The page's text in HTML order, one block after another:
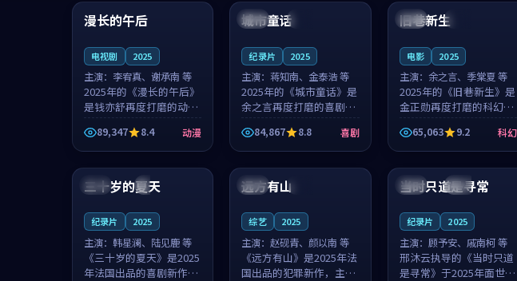
中国 高分
漫长的午后
电视剧 2025
主演： 李宥真、谢承南 等
2025年的《漫长的午后》
是钱亦舒再度打磨的动漫
佳作。中国大陆的取景与
海岛日常的氛围相互成
就，李宥真与谢承南的对
手戏自然克制，让整部影
片在悬念与...
89,347 8.4 动漫
美国
城市童话
纪录片 2025
主演：蒋知南、金泰浩 等
2025年的《城市童话》是
余之言再度打磨的喜剧佳
作。美国的取景与历史战
争的氛围相互成就，蒋知
南与金泰浩的对手戏自然
克制，让整部影片在悬念
与温度之...
84,867 8.8 喜剧
英国
旧巷新生
电影 2025
主演： 余之言、季棠夏 等
2025年的《旧巷新生》是
金正勋再度打磨的科幻佳
作。英国的取景与雨夜物
语的氛围相互成就，余之
言与季棠夏的对手戏自然
克制，让整部影片在悬念
与温度之...
65,063 9.2 科幻
法国 4K
99:12
三十岁的夏天
纪录片 2025
主演： 韩星澜、陆见鹿 等
《三十岁的夏天》是2025
年法国出品的喜剧新作，
法国
99:48
远方有山
综艺 2025
主演：赵砚青、颜以南 等
《远方有山》是2025年法
国出品的犯罪新作，主创
泰国 杜比
99:32
当时只道是寻常
纪录片 2025
主演： 顾予安、戚南柯 等
邢沐云执导的《当时只道
是寻常》于2025年面世，